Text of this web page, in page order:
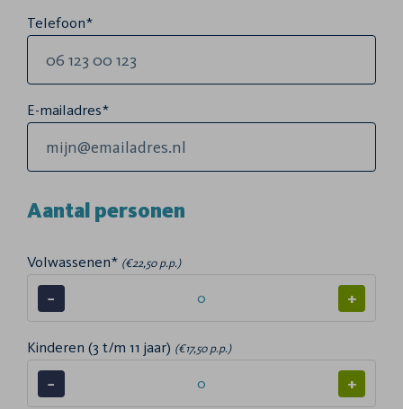
Telefoon*
E-mailadres*
Aantal personen
Volwassenen* (€22,50 p.p.)
− +
Kinderen (3 t/m 11 jaar) (€17,50 p.p.)
− +